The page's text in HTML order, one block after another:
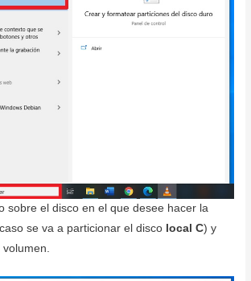
sobre el disco en el que desee hacer la
se va a particionar el disco local C) y